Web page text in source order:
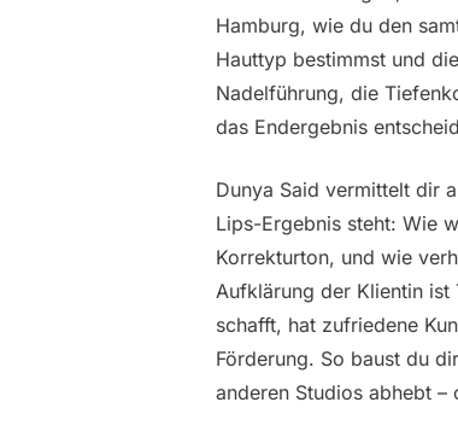
Hamburg, wie du den
Hauttyp bestimmst und
Nadelführung, die
das Endergebnis
Dunya Said vermittelt dir
Lips-Ergebnis steht: Wie
Korrekturton, und wie
Aufklärung der Klientin
schafft, hat zufriedene
Förderung. So baust du
anderen Studios abhebt